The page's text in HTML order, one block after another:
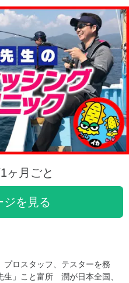
ヶ月ごと
ジを見る
ロスタッフ、テスターを務
生」こと富所 潤が日本全国、